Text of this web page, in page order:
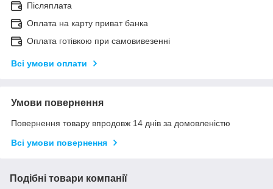
Післяплата
Оплата на карту приват банка
Оплата готівкою при самовивезенні
Всі умови оплати
Умови повернення
Повернення товару впродовж 14 днів за домовленістю
Всі умови повернення
Подібні товари компанії